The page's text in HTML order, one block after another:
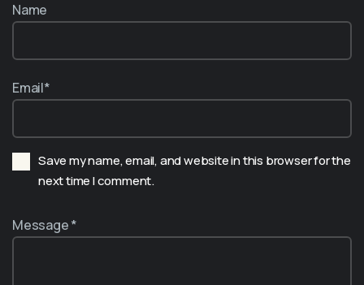
Name
Email*
Save my name, email, and website in this browser for the
next time I comment.
Message *